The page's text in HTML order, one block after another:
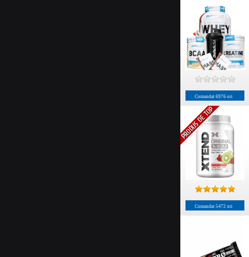
Comandat 6976 ori
Comandat 5472 ori